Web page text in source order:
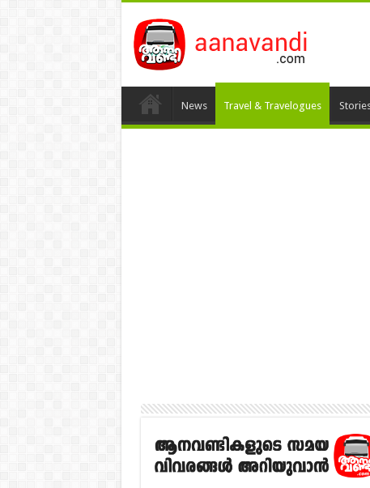
News Travel & Travelogues